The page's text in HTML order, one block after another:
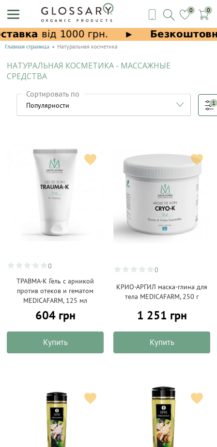
0 0
Главная страница Натуральная косметика
НАТУРАЛЬНАЯ КОСМЕТИКА - МАССАЖНЫЕ
СРЕДСТВА
Сортировать по
1
0
ТРАВМА-К Гель с арникой
против отеков и гематом
MEDICAFARM, 125 мл
604 грн
Купить
0
КРИО-АРГИЛ маска-глина для
тела MEDICAFARM, 250 г
1 251 грн
Купить